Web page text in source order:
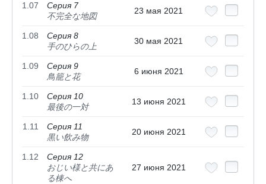
1.07
Серия 7
不完全な地図
23 мая 2021
1.08
Серия 8
手のひらの上
30 мая 2021
1.09
Серия 9
鳥籠と花
6 июня 2021
1.10
Серия 10
最後の一対
13 июня 2021
1.11
Серия 11
黒い飲み物
20 июня 2021
1.12
Серия 12
おじい様と共にあ
る棟へ
27 июня 2021